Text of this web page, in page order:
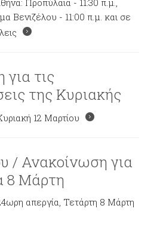
Προπύλαια - 11:30 π.μ.,
Βενιζέλου - 11:00 π.μ. και σε
τις
της Κυριακής
12 Μαρτίου
/ Ανακοίνωση για
8 Μάρτη
απεργία, Τετάρτη 8 Μάρτη